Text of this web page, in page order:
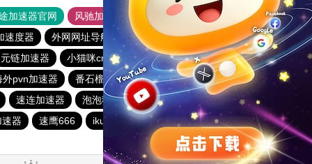
加速器官网 风驰加速器
旋风加速器
速度器 外网网址导航 软件中心 雷霆加速
狂飙加速器
元链加速器 小猫咪crash加速器 香蕉加速器
一元机场
外pvn加速器 番石榴加速器
vp(永久免费)加速器
速连加速器 泡泡狗加速器 pigcha加速器
闪电猫加速器
器 速鹰666 ikuuu.me加速器官网
荔枝加速器